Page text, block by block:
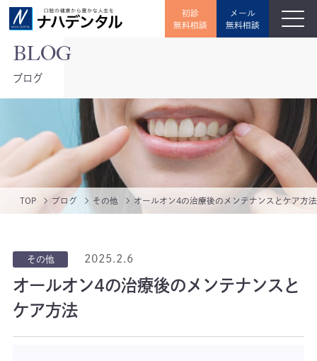
初診
無料相談
メール
無料相談
ブログ
TOP ブログ その他 オールオン4の治療後のメンテナンスとケア方法
その他 2025.2.6
オールオン4の治療後のメンテナンスと
ケア方法